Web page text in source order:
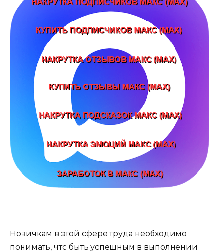
Новичкам в этой сфере труда необходимо
понимать, что быть успешным в выполнении